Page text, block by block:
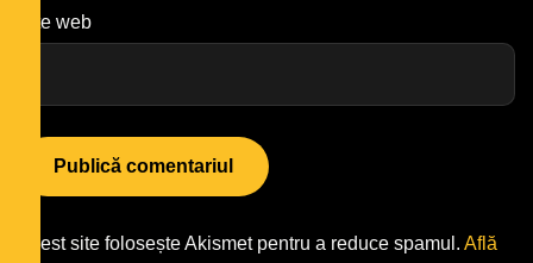
Site web
Acest site folosește Akismet pentru a reduce spamul. Află